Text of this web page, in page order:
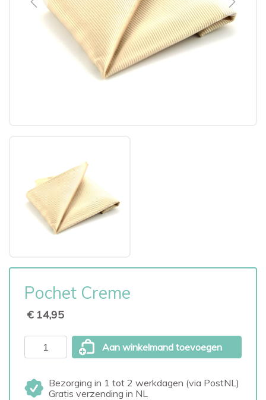
Previous Next
Pochet Creme
€ 14,95
Aan winkelmand toevoegen
Bezorging in 1 tot 2 werkdagen (via PostNL)
Gratis verzending in NL